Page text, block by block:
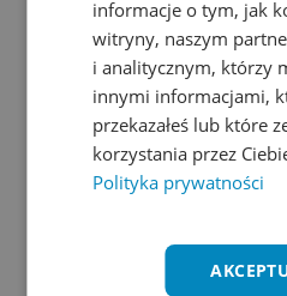
informacje o tym, jak
witryny, naszym
i analitycznym, którzy
innymi informacjami,
przekazałeś lub które
korzystania przez
Polityka prywatności